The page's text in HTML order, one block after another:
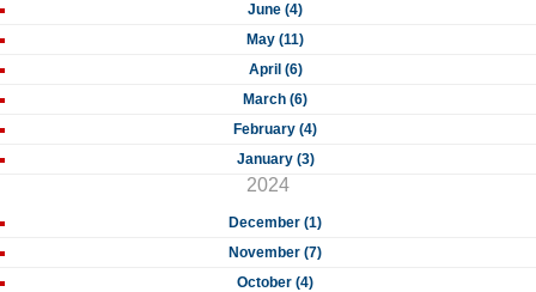
June (4)
May (11)
April (6)
March (6)
February (4)
January (3)
2024
December (1)
November (7)
October (4)